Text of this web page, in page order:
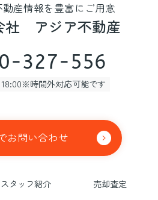
産情報を豊富にご用意
社 アジア不動産
327-556
時間外対応可能です
お問い合わせ
スタッフ紹介
売却査定